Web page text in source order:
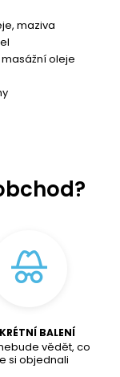
maziva
oleje
BALENÍ
vědět, co
si objednali